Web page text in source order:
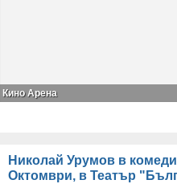
Кино Арена
Николай Урумов в
Октомври, в Театър